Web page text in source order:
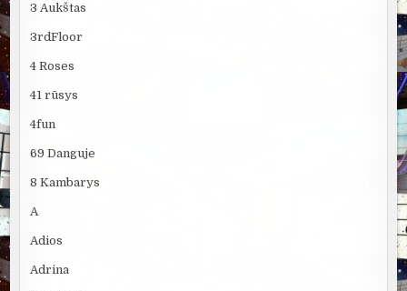
3 Aukštas
3rdFloor
4 Roses
41 rūsys
4fun
69 Danguje
8 Kambarys
A
Adios
Adrina